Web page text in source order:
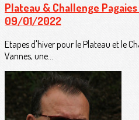
Plateau & Challenge
09/01/2022
Etapes d'hiver pour le Plateau et le
Vannes, une...